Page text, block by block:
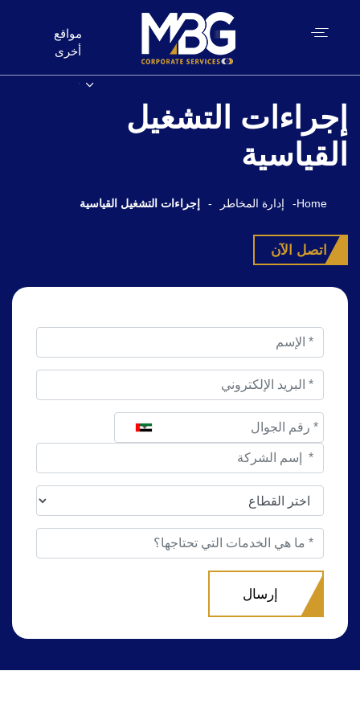
مواقع
أخرى
إجراءات التشغيل
القياسية
Home
- إدارة المخاطر - إجراءات التشغيل القياسية
اتصل الآن